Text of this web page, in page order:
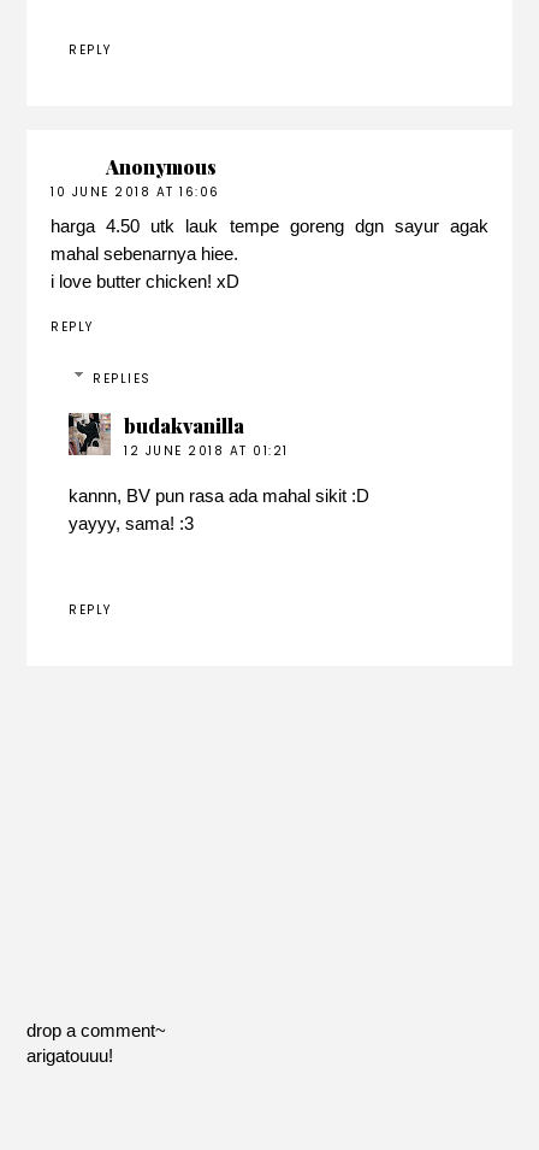
REPLY
Anonymous
10 JUNE 2018 AT 16:06
harga 4.50 utk lauk tempe goreng dgn sayur agak
mahal sebenarnya hiee.
i love butter chicken! xD
REPLY
REPLIES
budakvanilla
12 JUNE 2018 AT 01:21
kannn, BV pun rasa ada mahal sikit :D
yayyy, sama! :3
REPLY
drop a comment~
arigatouuu!